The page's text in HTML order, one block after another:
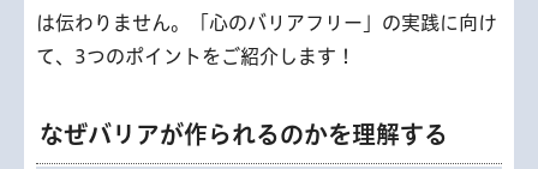
は伝わりません。「心のバリアフリー」の実践に向け
て、3つのポイントをご紹介します！
なぜバリアが作られるのかを理解する